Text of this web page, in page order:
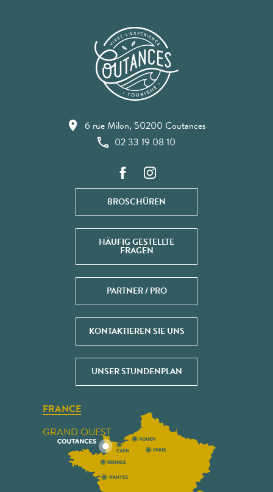
6 rue Milon, 50200 Coutances
02 33 19 08 10
BROSCHÜREN
HÄUFIG GESTELLTE
FRAGEN
PARTNER / PRO
KONTAKTIEREN SIE UNS
UNSER STUNDENPLAN
FRANCE
GRAND OUEST